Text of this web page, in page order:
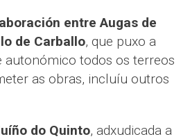
entre Augas de
de Carballo, que puxo a
autonómico todos os terreos
as obras, incluíu outros
do Quinto, adxudicada a